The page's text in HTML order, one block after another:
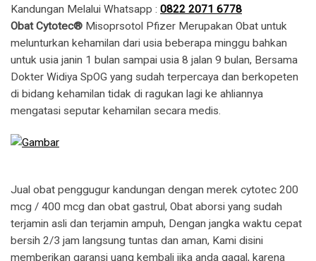
Kandungan Melalui Whatsapp : 0822 2071 6778
Obat Cytotec® Misoprsotol Pfizer Merupakan Obat untuk
melunturkan kehamilan dari usia beberapa minggu bahkan
untuk usia janin 1 bulan sampai usia 8 jalan 9 bulan, Bersama
Dokter Widiya SpOG yang sudah terpercaya dan berkopeten
di bidang kehamilan tidak di ragukan lagi ke ahliannya
mengatasi seputar kehamilan secara medis.
Jual obat penggugur kandungan dengan merek cytotec 200
mcg / 400 mcg dan obat gastrul, Obat aborsi yang sudah
terjamin asli dan terjamin ampuh, Dengan jangka waktu cepat
bersih 2/3 jam langsung tuntas dan aman, Kami disini
memberikan garansi uang kembali jika anda gagal, karena